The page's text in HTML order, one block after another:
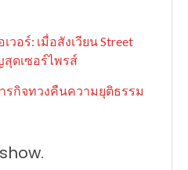
อร์: เมื่อสังเวียน Street
ดเซอร์ไพรส์
รกิจทวงคืนความยุติธรรม